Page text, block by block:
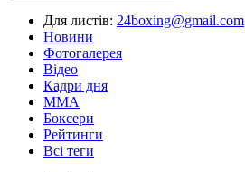
Для листів: 24boxing@gmail.com
Новини
Фотогалерея
Відео
Кадри дня
ММА
Боксери
Рейтинги
Всі теги